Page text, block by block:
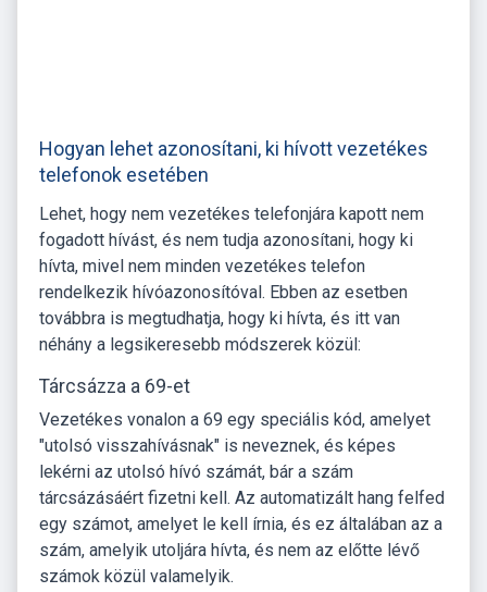
Hogyan lehet azonosítani, ki hívott vezetékes
telefonok esetében
Lehet, hogy nem vezetékes telefonjára kapott nem
fogadott hívást, és nem tudja azonosítani, hogy ki
hívta, mivel nem minden vezetékes telefon
rendelkezik hívóazonosítóval. Ebben az esetben
továbbra is megtudhatja, hogy ki hívta, és itt van
néhány a legsikeresebb módszerek közül:
Tárcsázza a 69-et
Vezetékes vonalon a 69 egy speciális kód, amelyet
"utolsó visszahívásnak" is neveznek, és képes
lekérni az utolsó hívó számát, bár a szám
tárcsázásáért fizetni kell. Az automatizált hang felfed
egy számot, amelyet le kell írnia, és ez általában az a
szám, amelyik utoljára hívta, és nem az előtte lévő
számok közül valamelyik.